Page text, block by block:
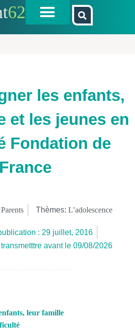
62
les enfants,
et les jeunes en
Fondation de
France
Parents Thèmes: L’adolescence
: 29 juillet, 2016
avant le 09/08/2026
leur famille